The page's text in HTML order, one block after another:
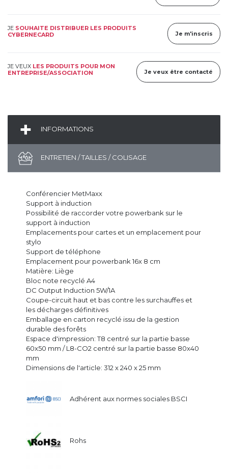
JE SOUHAITE DISTRIBUER LES PRODUITS
CYBERNECARD
Je m'inscris
JE VEUX LES PRODUITS POUR MON
ENTREPRISE/ASSOCIATION
Je veux être contacté
INFORMATIONS
ENTRETIEN / TAILLES / COLISAGE
Conférencier MetMaxx
Support à induction
Possibilité de raccorder votre powerbank sur le
support à induction
Emplacements pour cartes et un emplacement pour
stylo
Support de téléphone
Emplacement pour powerbank 16x 8 cm
Matière: Liège
Bloc note recyclé A4
DC Output Induction 5W/1A
Coupe-circuit haut et bas contre les surchauffes et
les décharges définitives
Emballage en carton recyclé issu de la gestion
durable des forêts
Espace d'impression: T8 centré sur la partie basse
60x50 mm / L8-CO2 centré sur la partie basse 80x40
mm
Dimensions de l'article: 312 x 240 x 25 mm
Adhérent aux normes sociales BSCI
Rohs